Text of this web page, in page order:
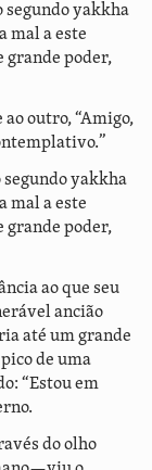
segundo yakkha
mal a este
grande poder,
outro, “Amigo,
yakkha
mal a este
grande poder,
ao que seu
ancião
até um grande
de uma
“Estou em
do olho